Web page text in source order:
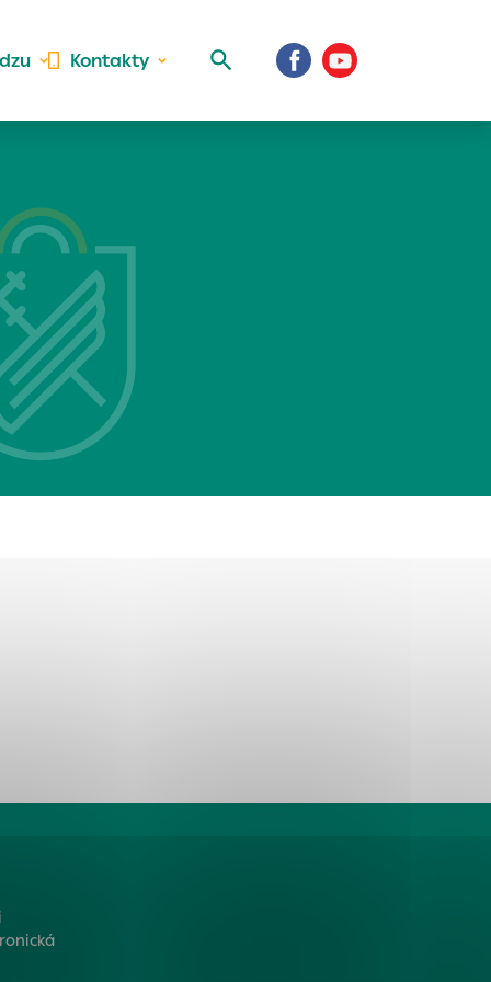
Kontakty
aktivite a
Vaše prihlásenie
uplatniteľnými
oblastiam
stránku
sa zbierajú